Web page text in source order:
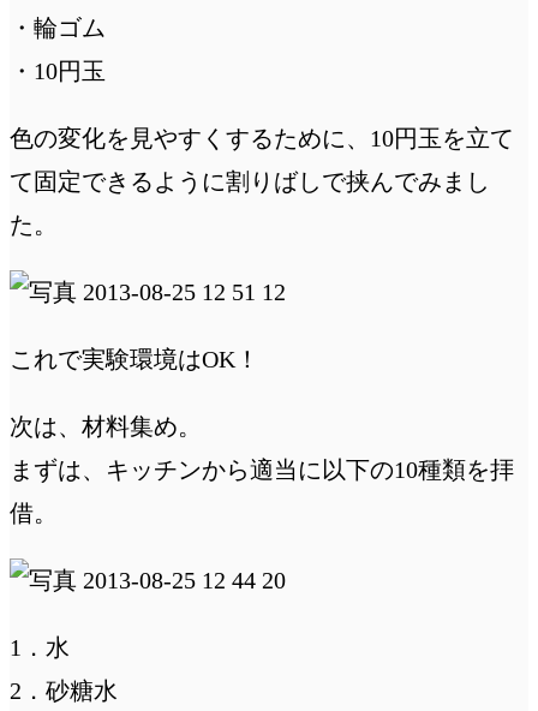
・輪ゴム
・10円玉
色の変化を見やすくするために、10円玉を立て
て固定できるように割りばしで挟んでみまし
た。
これで実験環境はOK！
次は、材料集め。
まずは、キッチンから適当に以下の10種類を拝
借。
1．水
2．砂糖水